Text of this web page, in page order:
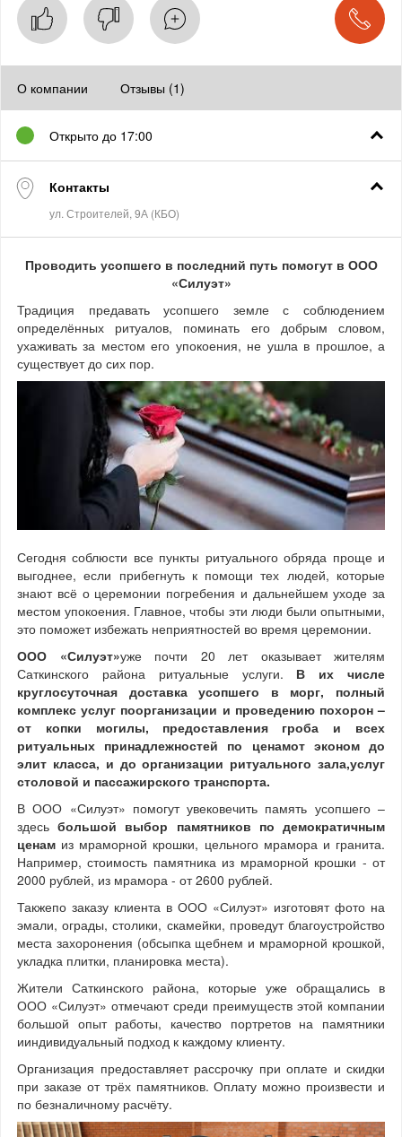
О компании Отзывы (1)
Открыто до 17:00
Контакты
Проводить усопшего в последний путь помогут в ООО
«Силуэт»
Традиция предавать усопшего земле с соблюдением
определённых ритуалов, поминать его добрым словом,
ухаживать за местом его упокоения, не ушла в прошлое, а
существует до сих пор.
Сегодня соблюсти все пункты ритуального обряда проще и
выгоднее, если прибегнуть к помощи тех людей, которые
знают всё о церемонии погребения и дальнейшем уходе за
местом упокоения. Главное, чтобы эти люди были опытными,
это поможет избежать неприятностей во время церемонии.
ООО «Силуэт»уже почти 20 лет оказывает жителям
Саткинского района ритуальные услуги. В их числе
круглосуточная доставка усопшего в морг, полный
комплекс услуг поорганизации и проведению похорон –
от копки могилы, предоставления гроба и всех
ритуальных принадлежностей по ценамот эконом до
элит класса, и до организации ритуального зала,услуг
столовой и пассажирского транспорта.
В ООО «Силуэт» помогут увековечить память усопшего –
здесьбольшой выбор памятников по демократичным
ценам из мраморной крошки, цельного мрамора и гранита.
Например, стоимость памятника из мраморной крошки - от
2000 рублей, из мрамора - от 2600 рублей.
Такжепо заказу клиента в ООО «Силуэт» изготовят фото на
эмали, ограды, столики, скамейки, проведут благоустройство
места захоронения (обсыпка щебнем и мраморной крошкой,
укладка плитки, планировка места).
Жители Саткинского района, которые уже обращались в
ООО «Силуэт» отмечают среди преимуществ этой компании
большой опыт работы, качество портретов на памятники
ииндивидуальный подход к каждому клиенту.
Организация предоставляет рассрочку при оплате и скидки
при заказе от трёх памятников. Оплату можно произвести и
по безналичному расчёту.